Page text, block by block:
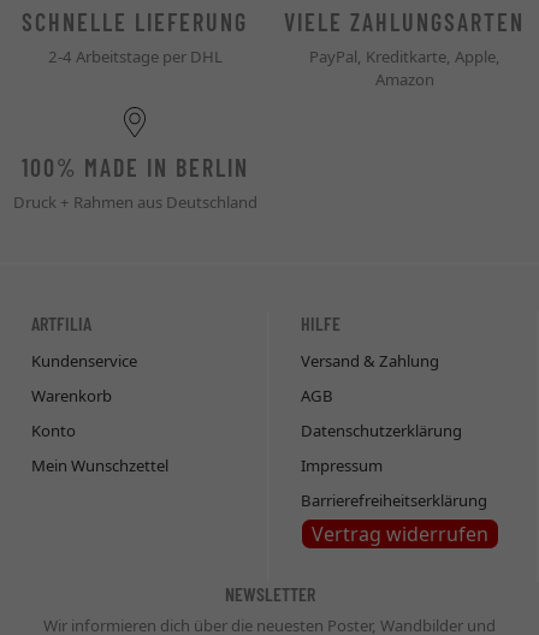
SCHNELLE LIEFERUNG
2-4 Arbeitstage per DHL
VIELE ZAHLUNGSARTEN
PayPal, Kreditkarte, Apple,
Amazon
100% MADE IN BERLIN
Druck + Rahmen aus Deutschland
ARTFILIA
Kundenservice
Warenkorb
Konto
Mein Wunschzettel
HILFE
Versand & Zahlung
AGB
Datenschutzerklärung
Impressum
Barrierefreiheitserklärung
Vertrag widerrufen
NEWSLETTER
Wir informieren dich über die neuesten Poster, Wandbilder und